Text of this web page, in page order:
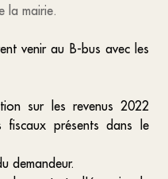
la mairie.
venir au B-bus avec les
sur les revenus 2022
présents dans le
demandeur.